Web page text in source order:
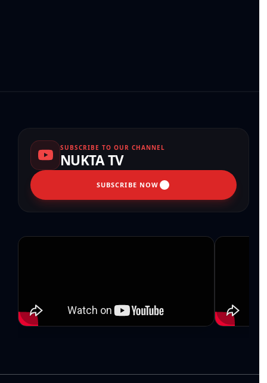
SUBSCRIBE TO OUR CHANNEL
NUKTA TV
SUBSCRIBE NOW